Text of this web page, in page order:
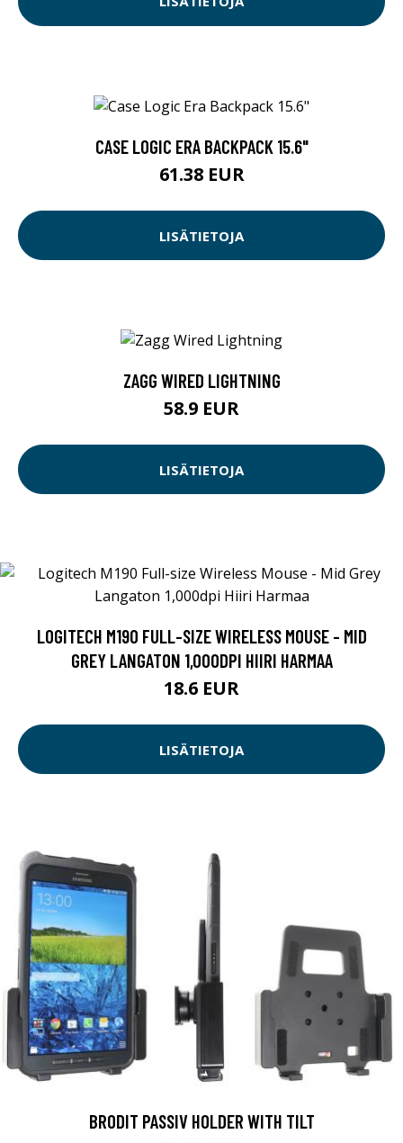
CASE LOGIC ERA BACKPACK 15.6"
61.38 EUR
LISÄTIETOJA
ZAGG WIRED LIGHTNING
58.9 EUR
LISÄTIETOJA
LOGITECH M190 FULL-SIZE WIRELESS MOUSE - MID
GREY LANGATON 1,000DPI HIIRI HARMAA
18.6 EUR
LISÄTIETOJA
BRODIT PASSIV HOLDER WITH TILT